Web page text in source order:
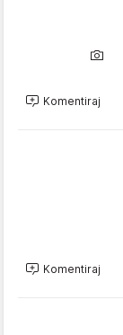
Komentiraj
Komentiraj